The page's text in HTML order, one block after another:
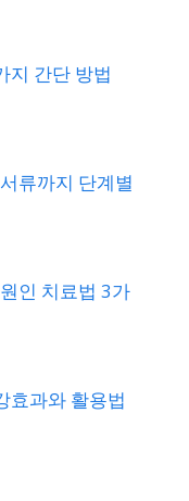
지 간단 방법
류까지 단계별
인 치료법 3가
효과와 활용법